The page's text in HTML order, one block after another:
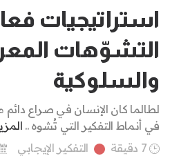
استراتيجيات
التشوّهات
والسلوكية
لطالما كان الإنسان في صراع دائم
في أنماط التفكير التي تُشوه ..
7 دقيقة
التفكير الإيجابي